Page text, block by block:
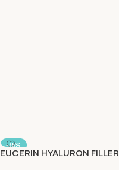
-35%
EUCERIN HYALURON FILLER